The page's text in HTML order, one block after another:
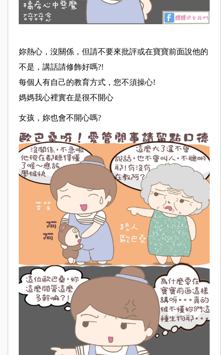
妳熱心，沒關係，但請不要來批評或在寶寶前面說他的
不是，講話請修飾好嗎?!
每個人有自己的教育方式，您不須操心!
媽媽我心裡實在是很不開心
女孩，妳也會不開心嗎?